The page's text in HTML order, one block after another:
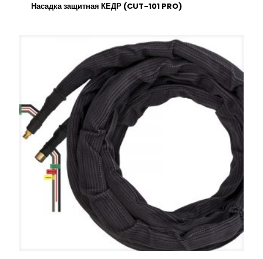
Насадка защитная КЕДР (CUT-101 PRO)